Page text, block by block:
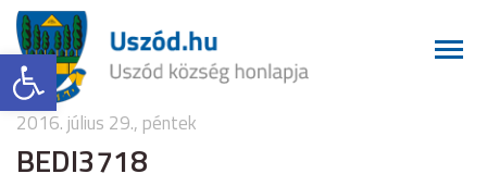
Eszköztár megnyitása
2016. július 29., péntek
BEDI3718